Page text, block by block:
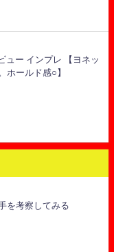
ュー インプレ 【ヨネッ
ホールド感○】
を考察してみる